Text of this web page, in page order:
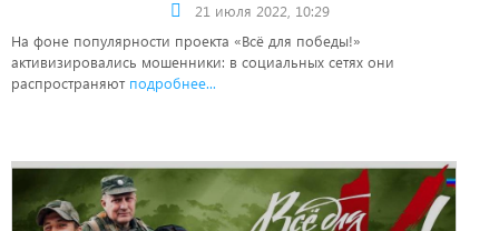
21 июля 2022, 10:29
На фоне популярности проекта «Всё для победы!»
активизировались мошенники: в социальных сетях они
распространяют подробнее...